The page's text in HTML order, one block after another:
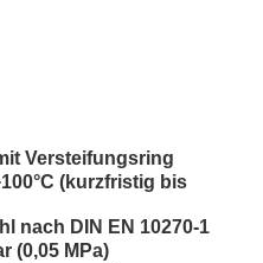
Versteifungsring
(kurzfristig bis
nach DIN EN 10270-1
(0,05 MPa)